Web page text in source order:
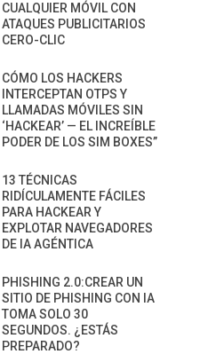
CUALQUIER MÓVIL CON
ATAQUES PUBLICITARIOS
CERO-CLIC
CÓMO LOS HACKERS
INTERCEPTAN OTPS Y
LLAMADAS MÓVILES SIN
‘HACKEAR’ — EL INCREÍBLE
PODER DE LOS SIM BOXES”
13 TÉCNICAS
RIDÍCULAMENTE FÁCILES
PARA HACKEAR Y
EXPLOTAR NAVEGADORES
DE IA AGÉNTICA
PHISHING 2.0:CREAR UN
SITIO DE PHISHING CON IA
TOMA SOLO 30
SEGUNDOS. ¿ESTÁS
PREPARADO?